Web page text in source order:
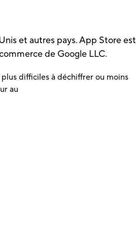
et autres pays. App Store est
de Google LLC.
difficiles à déchiffrer ou moins
au